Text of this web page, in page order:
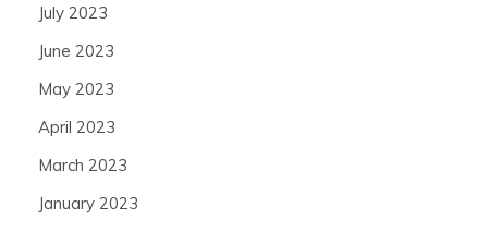
July 2023
June 2023
May 2023
April 2023
March 2023
January 2023